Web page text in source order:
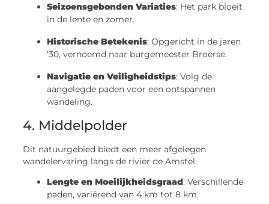
Seizoensgebonden Variaties: Het park bloeit
in de lente en zomer.
Historische Betekenis: Opgericht in de jaren
’30, vernoemd naar burgemeester Broerse.
Navigatie en Veiligheidstips: Volg de
aangelegde paden voor een ontspannen
wandeling.
4. Middelpolder
Dit natuurgebied biedt een meer afgelegen
wandelervaring langs de rivier de Amstel.
Lengte en Moeilijkheidsgraad: Verschillende
paden, variërend van 4 km tot 8 km.